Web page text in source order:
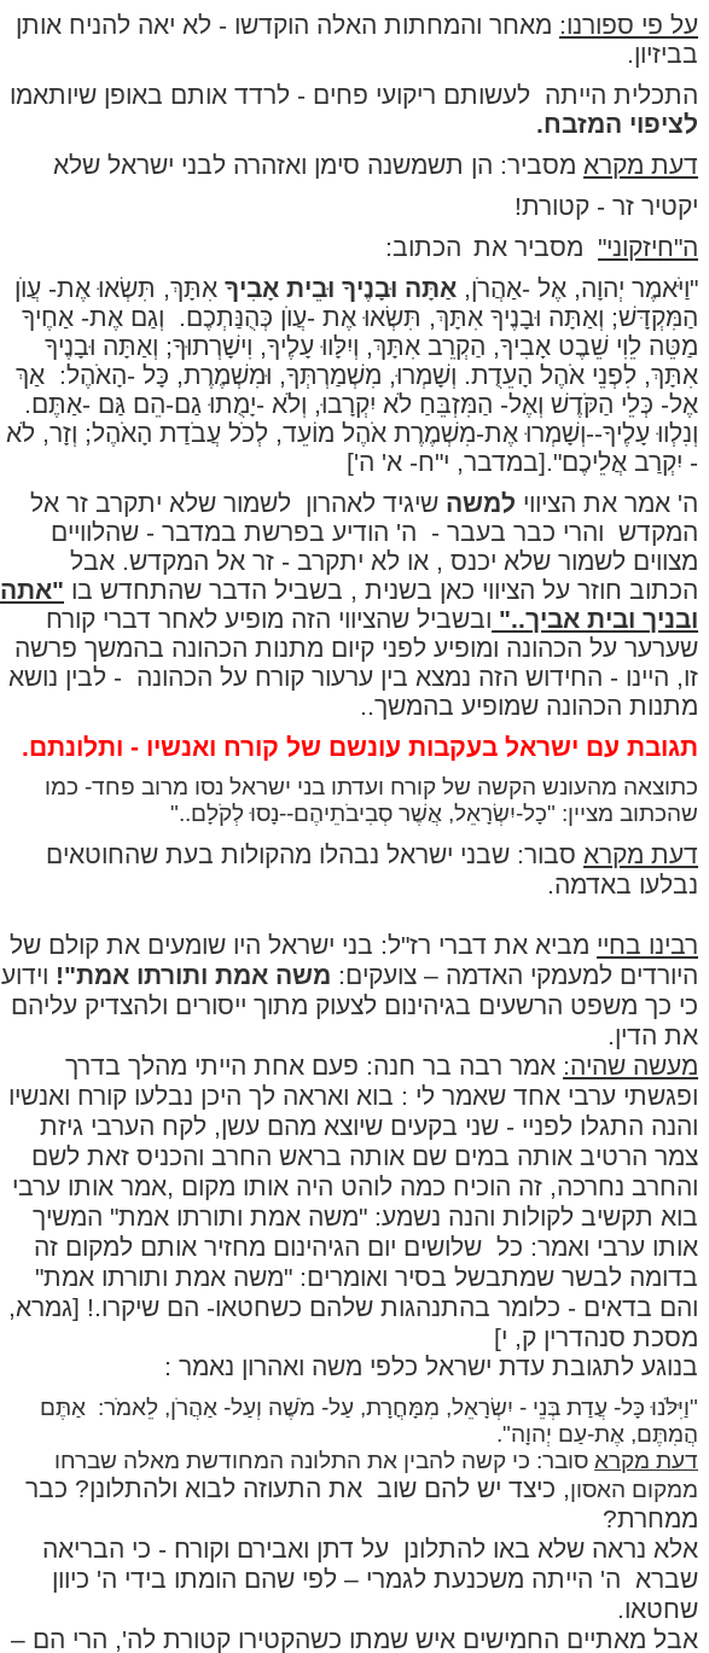
על פי ספורנו: מאחר והמחתות האלה הוקדשו - לא יאה להניח אותן
בביזיון.
התכלית הייתה לעשותם ריקועי פחים - לרדד אותם באופן שיותאמו
לציפוי המזבח.
דעת מקרא מסביר: הן תשמשנה סימן ואזהרה לבני ישראל שלא
יקטיר זר - קטורת!
ה"חיזקוני" מסביר את הכתוב:
"וַיֹּאמֶר יְהוָה, אֶל -אַהֲרֹן, אַתָּה וּבָנֶיךָ וּבֵית אָבִיךָ אִתָּךְ, תִּשְׂאוּ אֶת- עֲוֺן
הַמִּקְדָּשׁ; וְאַתָּה וּבָנֶיךָ אִתָּךְ, תִּשְׂאוּ אֶת -עֲוֺן כְּהֻנַּתְכֶם.
וְגַם אֶת- אַחֶיךָ
מַטֵּה לֵוִי שֵׁבֶט אָבִיךָ, הַקְרֵב אִתָּךְ, וְיִלָּווּ עָלֶיךָ, וִישָׁרְתוּךָ; וְאַתָּה וּבָנֶיךָ
אִתָּךְ, לִפְנֵי אֹהֶל הָעֵדֻת. וְשָׁמְרוּ, מִשְׁמַרְתְּךָ, וּמִשְׁמֶרֶת, כָּל -הָאֹהֶל: אַךְ
אֶל- כְּלֵי הַקֹּדֶשׁ וְאֶל- הַמִּזְבֵּחַ לֹא יִקְרָבוּ, וְלֹא -יָמֻתוּ גַם-הֵם גַּם -אַתֶּם.
וְנִלְווּ עָלֶיךָ--וְשָׁמְרוּ אֶת-מִשְׁמֶרֶת אֹהֶל מוֹעֵד, לְכֹל עֲבֹדַת הָאֹהֶל; וְזָר, לֹא
- יִקְרַב אֲלֵיכֶם".[במדבר, י"ח- א' ה']
ה' אמר את הציווי למשה שיגיד לאהרון לשמור שלא יתקרב זר אל
המקדש והרי כבר בעבר - ה' הודיע בפרשת במדבר - שהלוויים
מצווים לשמור שלא יכנס , או לא יתקרב - זר אל המקדש. אבל
הכתוב חוזר על הציווי כאן בשנית , בשביל הדבר שהתחדש בו "אתה
ובניך ובית אביך.." ובשביל שהציווי הזה מופיע לאחר דברי קורח
שערער על הכהונה ומופיע לפני קיום מתנות הכהונה בהמשך פרשה
זו, היינו - החידוש הזה נמצא בין ערעור קורח על הכהונה - לבין נושא
מתנות הכהונה שמופיע בהמשך..
תגובת עם ישראל בעקבות עונשם של קורח ואנשיו - ותלונתם.
כתוצאה מהעונש הקשה של קורח ועדתו בני ישראל נסו מרוב פחד- כמו
שהכתוב מציין: "כָל-יִשְׂרָאֵל, אֲשֶׁר סְבִיבֹתֵיהֶם--נָסוּ לְקֹלָם.."
דעת מקרא סבור: שבני ישראל נבהלו מהקולות בעת שהחוטאים
נבלעו באדמה.
רבינו בחיי מביא את דברי רז"ל: בני ישראל היו שומעים את קולם של
היורדים למעמקי האדמה – צועקים: משה אמת ותורתו אמת"! וידוע
כי כך משפט הרשעים בגיהינום לצעוק מתוך ייסורים ולהצדיק עליהם
את הדין.
מעשה שהיה: אמר רבה בר חנה: פעם אחת הייתי מהלך בדרך
ופגשתי ערבי אחד שאמר לי : בוא ואראה לך היכן נבלעו קורח ואנשיו
והנה התגלו לפניי - שני בקעים שיוצא מהם עשן, לקח הערבי גיזת
צמר הרטיב אותה במים שם אותה בראש החרב והכניס זאת לשם
והחרב נחרכה, זה הוכיח כמה לוהט היה אותו מקום ,אמר אותו ערבי
בוא תקשיב לקולות והנה נשמע: "משה אמת ותורתו אמת" המשיך
אותו ערבי ואמר: כל שלושים יום הגיהינום מחזיר אותם למקום זה
בדומה לבשר שמתבשל בסיר ואומרים: "משה אמת ותורתו אמת"
והם בדאים - כלומר בהתנהגות שלהם כשחטאו- הם שיקרו.! [גמרא,
מסכת סנהדרין ק, י]
בנוגע לתגובת עדת ישראל כלפי משה ואהרון נאמר :
"וַיִּלֹּנוּ כָּל- עֲדַת בְּנֵי - יִשְׂרָאֵל, מִמָּחֳרָת, עַל- מֹשֶׁה וְעַל- אַהֲרֹן, לֵאמֹר: אַתֶּם
הֲמִתֶּם, אֶת-עַם יְהוָה".
דעת מקרא סובר: כי קשה להבין את התלונה המחודשת מאלה שברחו
ממקום האסון, כיצד יש להם שוב את התעוזה לבוא ולהתלונן? כבר
ממחרת?
אלא נראה שלא באו להתלונן על דתן ואבירם וקורח - כי הבריאה
שברא ה' הייתה משכנעת לגמרי – לפי שהם הומתו בידי ה' כיוון
שחטאו.
אבל מאתיים החמישים איש שמתו כשהקטירו קטורת לה', הרי הם –